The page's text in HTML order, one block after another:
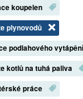
koupelen
plynovodů
podlahového
kotlů na tuhá paliva
práce